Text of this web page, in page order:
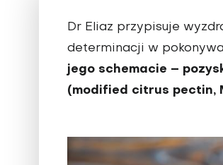
Dr Eliaz przypisuje
determinacji w
jego schemacie –
(modified citrus pectin,